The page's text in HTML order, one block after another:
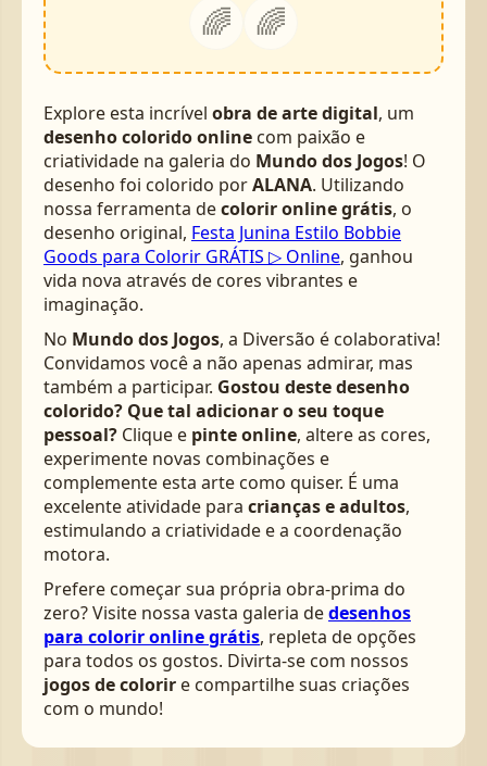
🌈
🌈
Explore esta incrível obra de arte digital, um
desenho colorido online com paixão e
criatividade na galeria do Mundo dos Jogos! O
desenho foi colorido porALANA. Utilizando
nossa ferramenta decolorir online grátis, o
desenho original, Festa Junina Estilo Bobbie
Goods para Colorir GRÁTIS ▷ Online, ganhou
vida nova através de cores vibrantes e
imaginação.
No Mundo dos Jogos, a Diversão é colaborativa!
Convidamos você a não apenas admirar, mas
também a participar. Gostou deste desenho
colorido? Que tal adicionar o seu toque
pessoal? Clique e pinte online, altere as cores,
experimente novas combinações e
complemente esta arte como quiser. É uma
excelente atividade para crianças e adultos,
estimulando a criatividade e a coordenação
motora.
Prefere começar sua própria obra-prima do
zero? Visite nossa vasta galeria dedesenhos
para colorir online grátis, repleta de opções
para todos os gostos. Divirta-se com nossos
jogos de colorir e compartilhe suas criações
com o mundo!